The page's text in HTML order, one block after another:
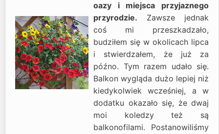
oazy i miejsca przyjaznego
przyrodzie. Zawsze jednak
coś mi przeszkadzało,
budziłem się w okolicach lipca
i stwierdzałem, że już za
późno. Tym razem udało się.
Balkon wygląda dużo lepiej niż
kiedykolwiek wcześniej, a w
dodatku okazało się, że dwaj
moi koledzy też są
balkonofilami. Postanowiliśmy